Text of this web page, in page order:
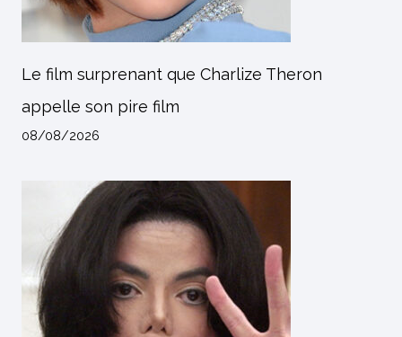
Le film surprenant que Charlize Theron
appelle son pire film
08/08/2026